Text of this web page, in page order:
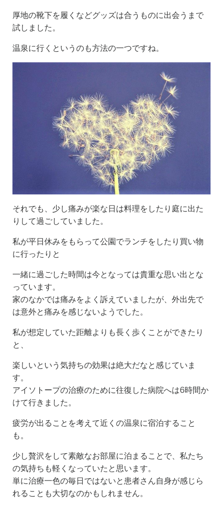
厚地の靴下を履くなどグッズは合うものに出会うまで
試しました。
温泉に行くというのも方法の一つですね。
それでも、少し痛みが楽な日は料理をしたり庭に出た
りして過ごしていました。
私が平日休みをもらって公園でランチをしたり買い物
に行ったりと
一緒に過ごした時間は今となっては貴重な思い出とな
っています。
家のなかでは痛みをよく訴えていましたが、外出先で
は意外と痛みを感じないようでした。
私が想定していた距離よりも長く歩くことができたり
と、
楽しいという気持ちの効果は絶大だなと感じていま
す。
アイソトープの治療のために往復した病院へは6時間か
けて行きました。
疲労が出ることを考えて近くの温泉に宿泊すること
も。
少し贅沢をして素敵なお部屋に泊まることで、私たち
の気持ちも軽くなっていたと思います。
単に治療一色の毎日ではないと患者さん自身が感じら
れることも大切なのかもしれません。